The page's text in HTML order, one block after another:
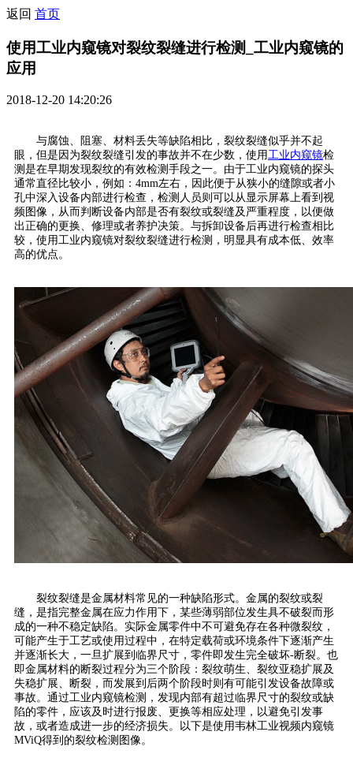
返回 首页
使用工业内窥镜对裂纹裂缝进行检测_工业内窥镜的
应用
2018-12-20 14:20:26
与腐蚀、阻塞、材料丢失等缺陷相比，裂纹裂缝似乎并不起
眼，但是因为裂纹裂缝引发的事故并不在少数，使用工业内窥镜检
测是在早期发现裂纹的有效检测手段之一。由于工业内窥镜的探头
通常直径比较小，例如：4mm左右，因此便于从狭小的缝隙或者小
孔中深入设备内部进行检查，检测人员则可以从显示屏幕上看到视
频图像，从而判断设备内部是否有裂纹或裂缝及严重程度，以便做
出正确的更换、修理或者养护决策。与拆卸设备后再进行检查相比
较，使用工业内窥镜对裂纹裂缝进行检测，明显具有成本低、效率
高的优点。
裂纹裂缝是金属材料常见的一种缺陷形式。金属的裂纹或裂
缝，是指完整金属在应力作用下，某些薄弱部位发生具不破裂而形
成的一种不稳定缺陷。实际金属零件中不可避免存在各种微裂纹，
可能产生于工艺或使用过程中，在特定载荷或环境条件下逐渐产生
并逐渐长大，一旦扩展到临界尺寸，零件即发生完全破坏-断裂。也
即金属材料的断裂过程分为三个阶段：裂纹萌生、裂纹亚稳扩展及
失稳扩展、断裂，而发展到后两个阶段时则有可能引发设备故障或
事故。通过工业内窥镜检测，发现内部有超过临界尺寸的裂纹或缺
陷的零件，应该及时进行报废、更换等相应处理，以避免引发事
故，或者造成进一步的经济损失。以下是使用韦林工业视频内窥镜
MViQ得到的裂纹检测图像。